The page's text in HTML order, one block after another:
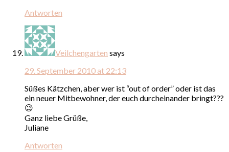
Antworten
Veilchengarten says
29. September 2010 at 22:13
Süßes Kätzchen, aber wer ist “out of order” oder ist das
ein neuer Mitbewohner, der euch durcheinander bringt???
😉
Ganz liebe Grüße,
Juliane
Antworten